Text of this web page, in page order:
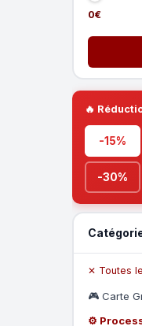
0€
🔥
-15%
-30%
✕ Toutes
🎮 Carte
⚙️